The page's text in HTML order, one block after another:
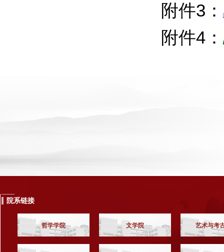
附件3：
附件4：
院系链接
哲学学院 文学院 艺术与考